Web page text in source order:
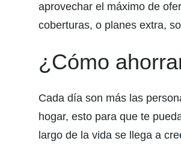
aprovechar el máximo de
coberturas, o planes extra,
¿Cómo
Cada día son más las
hogar, esto para que te
largo de la vida se llega a